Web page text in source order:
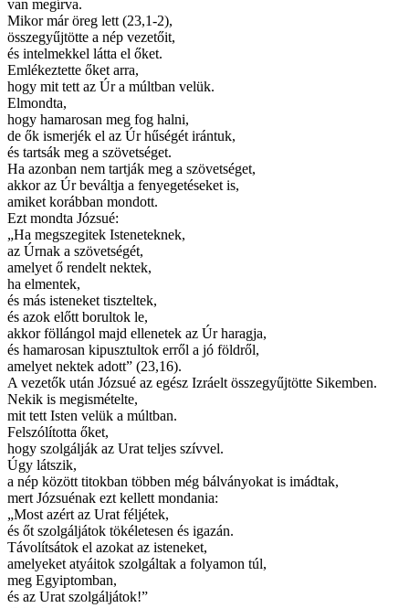
van megírva.
Mikor már öreg lett (23,1-2),
összegyűjtötte a nép vezetőit,
és intelmekkel látta el őket.
Emlékeztette őket arra,
hogy mit tett az Úr a múltban velük.
Elmondta,
hogy hamarosan meg fog halni,
de ők ismerjék el az Úr hűségét irántuk,
és tartsák meg a szövetséget.
Ha azonban nem tartják meg a szövetséget,
akkor az Úr beváltja a fenyegetéseket is,
amiket korábban mondott.
Ezt mondta Józsué:
„Ha megszegitek Isteneteknek,
az Úrnak a szövetségét,
amelyet ő rendelt nektek,
ha elmentek,
és más isteneket tiszteltek,
és azok előtt borultok le,
akkor föllángol majd ellenetek az Úr haragja,
és hamarosan kipusztultok erről a jó földről,
amelyet nektek adott” (23,16).
A vezetők után Józsué az egész Izráelt összegyűjtötte Sikemben.
Nekik is megismételte,
mit tett Isten velük a múltban.
Felszólította őket,
hogy szolgálják az Urat teljes szívvel.
Úgy látszik,
a nép között titokban többen még bálványokat is imádtak,
mert Józsuénak ezt kellett mondania:
„Most azért az Urat féljétek,
és őt szolgáljátok tökéletesen és igazán.
Távolítsátok el azokat az isteneket,
amelyeket atyáitok szolgáltak a folyamon túl,
meg Egyiptomban,
és az Urat szolgáljátok!”